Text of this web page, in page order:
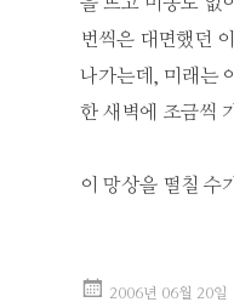
번씩은 대면했던
나가는데, 미래는
한 새벽에 조금씩
이 망상을 떨칠 수
2006년 06월 20일